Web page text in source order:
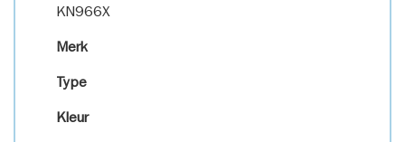
KN966X
Merk
Type
Kleur